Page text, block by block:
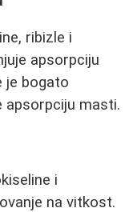
ribizle i
apsorpciju
je bogato
apsorpciju masti.
i
na vitkost.